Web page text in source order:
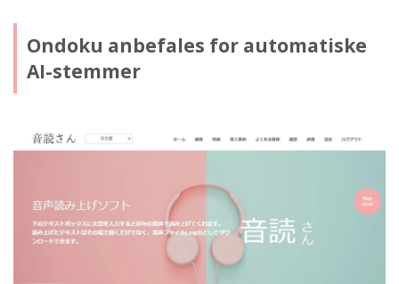
Ondoku anbefales for automatiske
AI-stemmer